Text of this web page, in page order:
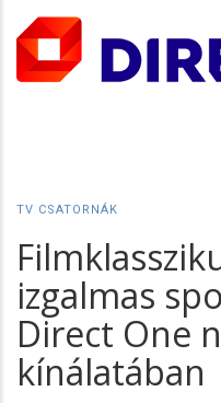
TV CSATORNÁK
izgalmas
Direct One
kínálatában